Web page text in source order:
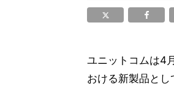
ユニットコムは4
おける新製品とし